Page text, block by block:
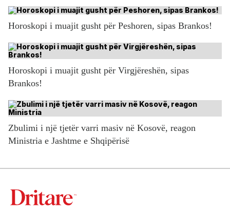
Horoskopi i muajit gusht për Peshoren, sipas Brankos!
Horoskopi i muajit gusht për Virgjëreshën, sipas
Brankos!
Zbulimi i një tjetër varri masiv në Kosovë, reagon
Ministria e Jashtme e Shqipërisë